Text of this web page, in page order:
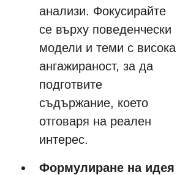
анализи. Фокусирайте
се върху поведенчески
модели и теми с висока
ангажираност, за да
подготвите
съдържание, което
отговаря на реален
интерес.
Формулиране на идея